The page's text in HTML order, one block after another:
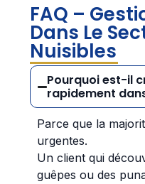
FAQ –
Dans Le
Nuisibles
Pourquoi est-il
rapidement
Parce que la
urgentes.
Un client qui
guêpes ou des